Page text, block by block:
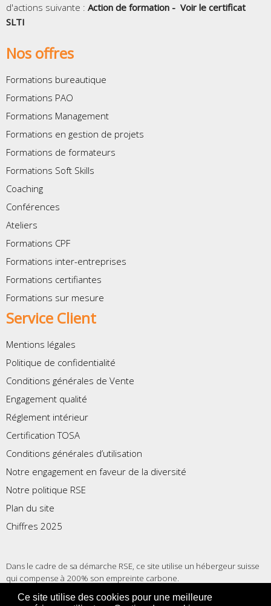
Ce site utilise des cookies pour une meilleure
d'actions suivante : Action de formation - Voir le certificat
SLTI
Nos offres
Formations bureautique
Formations PAO
Formations Management
Formations en gestion de projets
Formations de formateurs
Formations Soft Skills
Coaching
Conférences
Ateliers
Formations CPF
Formations inter-entreprises
Formations certifiantes
Formations sur mesure
Service Client
Mentions légales
Politique de confidentialité
Conditions générales de Vente
Engagement qualité
Réglement intérieur
Certification TOSA
Conditions générales d’utilisation
Notre engagement en faveur de la diversité
Notre politique RSE
Plan du site
Chiffres 2025
Dans le cadre de sa démarche RSE, ce site utilise un hébergeur suisse
qui compense à 200% son empreinte carbone.